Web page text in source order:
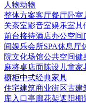
人物动物
整体方案客厅餐厅卧室
关茶室影音室娱乐室其
前台接待酒店办公空间
间娱乐会所SPA休息厅
院文化场馆公共空间健
麻将桌店面陈设 儿童家
橱柜中式经典家具
住宅建筑商业街区古建
库入口亭廊花架遮阳棚